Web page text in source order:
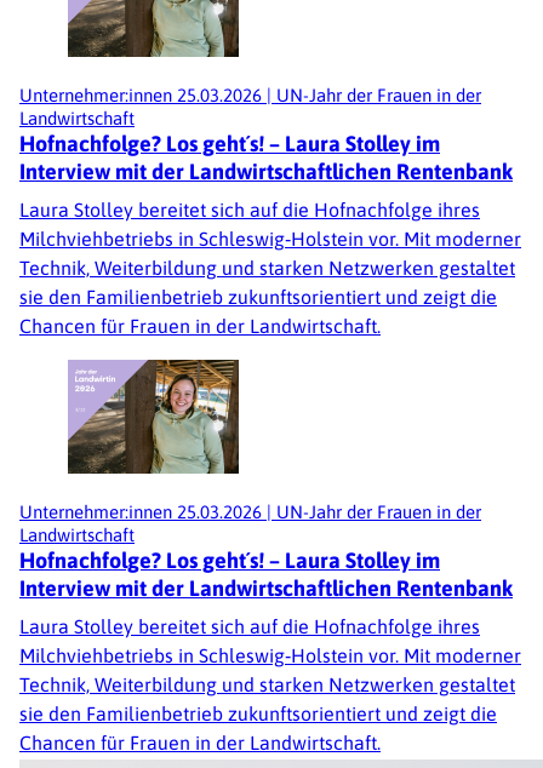
Unternehmer:innen 25.03.2026 | UN-Jahr der Frauen in der
Landwirtschaft
Hofnachfolge? Los geht´s! – Laura Stolley im
Interview mit der Landwirtschaftlichen Rentenbank
Laura Stolley bereitet sich auf die Hofnachfolge ihres
Milchviehbetriebs in Schleswig‑Holstein vor. Mit moderner
Technik, Weiterbildung und starken Netzwerken gestaltet
sie den Familienbetrieb zukunftsorientiert und zeigt die
Chancen für Frauen in der Landwirtschaft.
Unternehmer:innen 25.03.2026 | UN-Jahr der Frauen in der
Landwirtschaft
Hofnachfolge? Los geht´s! – Laura Stolley im
Interview mit der Landwirtschaftlichen Rentenbank
Laura Stolley bereitet sich auf die Hofnachfolge ihres
Milchviehbetriebs in Schleswig‑Holstein vor. Mit moderner
Technik, Weiterbildung und starken Netzwerken gestaltet
sie den Familienbetrieb zukunftsorientiert und zeigt die
Chancen für Frauen in der Landwirtschaft.